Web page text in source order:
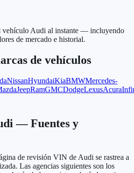
vehículo Audi al instante — incluyendo
de mercado e historial.
de vehículos
NissanHyundaiKiaBMWMercedes-
JeepRamGMCDodgeLexusAcura
— Fuentes y
de revisión VIN de Audi se rastrea a
Las agencias siguientes son los